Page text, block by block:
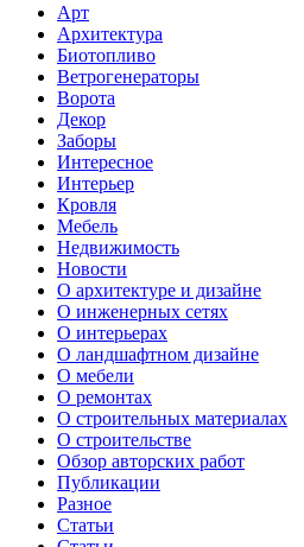
Арт
Архитектура
Биотопливо
Ветрогенераторы
Ворота
Декор
Заборы
Интересное
Интерьер
Кровля
Мебель
Недвижимость
Новости
О архитектуре и дизайне
О инженерных сетях
О интерьерах
О ландшафтном дизайне
О мебели
О ремонтах
О строительных материалах
О строительстве
Обзор авторских работ
Публикации
Разное
Статьи